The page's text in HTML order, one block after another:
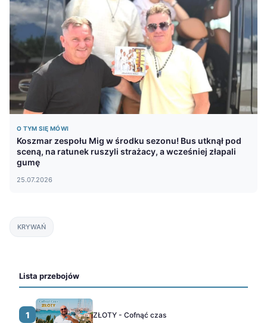
O TYM SIĘ MÓWI
Koszmar zespołu Mig w środku sezonu! Bus utknął pod
sceną, na ratunek ruszyli strażacy, a wcześniej złapali
gumę
25.07.2026
KRYWAŃ
Lista przebojów
1 ZŁOTY - Cofnąć czas